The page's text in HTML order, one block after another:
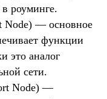
роуминге.
Node) — основное
функции
это аналог
сети.
Node) —